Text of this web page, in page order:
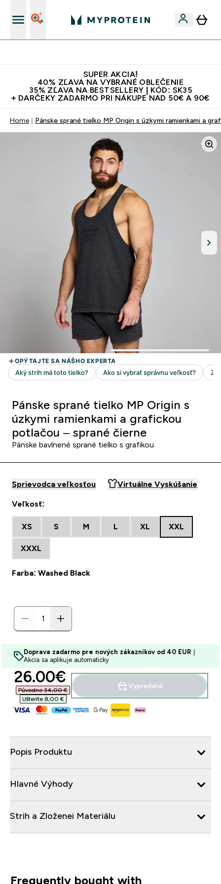
SUPER AKCIA!
40% ZĽAVA NA VYBRANÉ OBLEČENIE
35% ZĽAVA NA BESTSELLERY | KÓD: SK35
+ DARČEKY ZADARMO PRI NÁKUPE NAD 50€ A 90€
Home Pánske sprané tielko MP Origin s úzkymi ramienkami a
Pánske sprané tielko MP Origin s
úzkymi ramienkami a grafickou
potlačou – sprané čierne
Pánske bavlnené sprané tielko s grafikou
Sprievodca veľkosťou Virtuálne Vyskúšanie
Veľkosť:
XS S M L XL XXL
XXXL
Farba: Washed Black
Doprava zadarmo pre nových zákazníkov od 40 EUR
Akcia sa aplikuje automaticky
discounted price
26.00€‎
Původne 34,00 €‎
Ušteríte 8,00 €‎
Vypredané
Popis Produktu
Hlavné Výhody
Strih a Zloženei Materiálu
Frequently bought with